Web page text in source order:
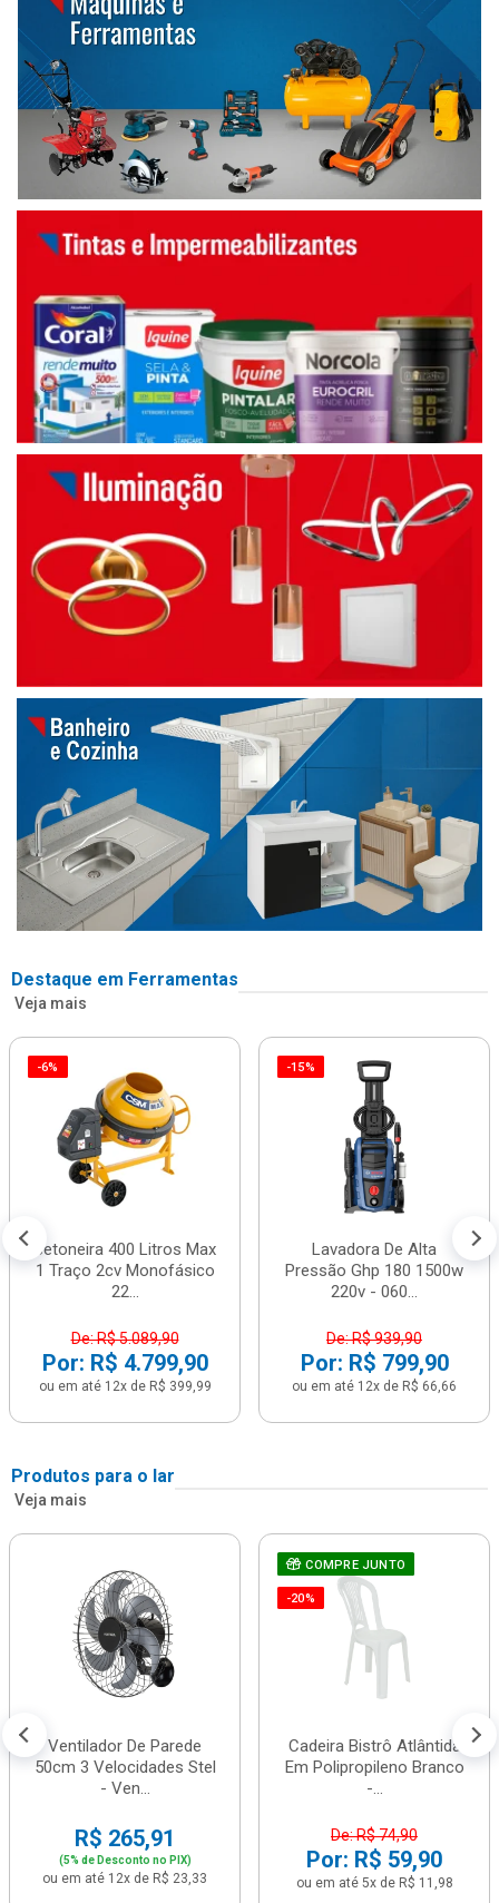
Destaque em Ferramentas
Veja mais
-6%
Betoneira 400 Litros Max
1 Traço 2cv Monofásico
22...
De: R$ 5.089,90
Por: R$ 4.799,90
ou em até 12x de R$ 399,99
-15%
Lavadora De Alta
Pressão Ghp 180 1500w
220v - 060...
De: R$ 939,90
Por: R$ 799,90
ou em até 12x de R$ 66,66
Produtos para o lar
Veja mais
Ventilador De Parede
50cm 3 Velocidades Stel
- Ven...
R$ 265,91
(5% de Desconto no PIX)
ou em até 12x de R$ 23,33
COMPRE JUNTO
-20%
Cadeira Bistrô Atlântida
Em Polipropileno Branco
-...
De: R$ 74,90
Por: R$ 59,90
ou em até 5x de R$ 11,98